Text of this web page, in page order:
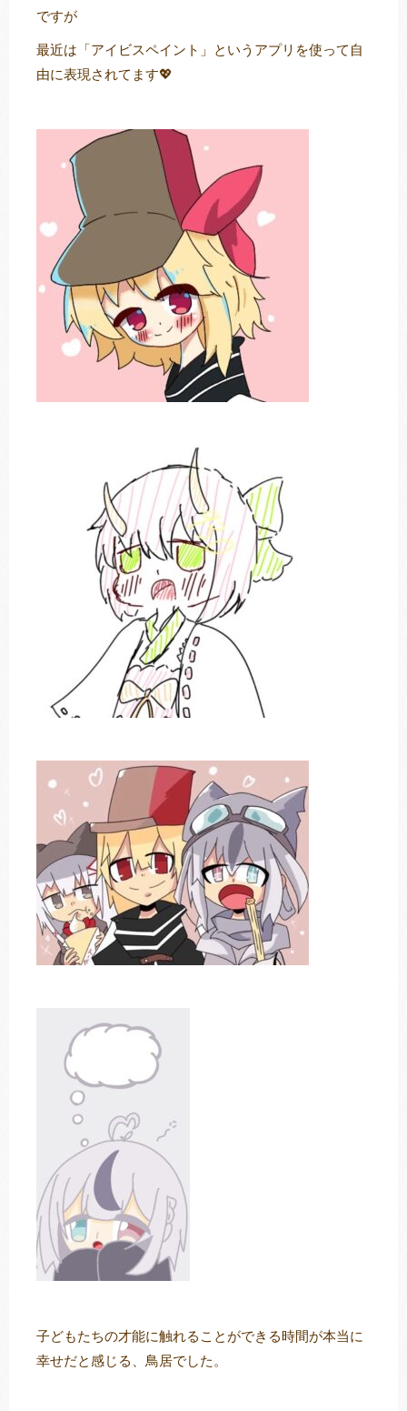
ですが
最近は「アイビスペイント」というアプリを使って自
由に表現されてます💖
子どもたちの才能に触れることができる時間が本当に
幸せだと感じる、鳥居でした。